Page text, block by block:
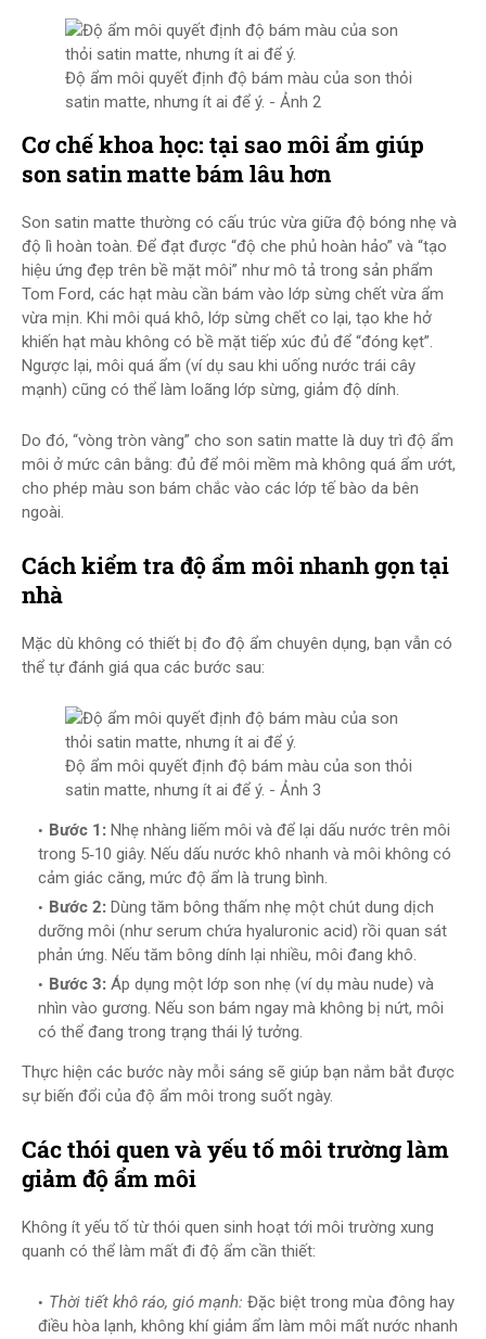
Độ ẩm môi quyết định độ bám màu của son thỏi
satin matte, nhưng ít ai để ý. - Ảnh 2
Cơ chế khoa học: tại sao môi ẩm giúp
son satin matte bám lâu hơn
Son satin matte thường có cấu trúc vừa giữa độ bóng nhẹ và
độ lì hoàn toàn. Để đạt được “độ che phủ hoàn hảo” và “tạo
hiệu ứng đẹp trên bề mặt môi” như mô tả trong sản phẩm
Tom Ford, các hạt màu cần bám vào lớp sừng chết vừa ẩm
vừa mịn. Khi môi quá khô, lớp sừng chết co lại, tạo khe hở
khiến hạt màu không có bề mặt tiếp xúc đủ để “đóng kẹt”.
Ngược lại, môi quá ẩm (ví dụ sau khi uống nước trái cây
mạnh) cũng có thể làm loãng lớp sừng, giảm độ dính.
Do đó, “vòng tròn vàng” cho son satin matte là duy trì độ ẩm
môi ở mức cân bằng: đủ để môi mềm mà không quá ẩm ướt,
cho phép màu son bám chắc vào các lớp tế bào da bên
ngoài.
Cách kiểm tra độ ẩm môi nhanh gọn tại
nhà
Mặc dù không có thiết bị đo độ ẩm chuyên dụng, bạn vẫn có
thể tự đánh giá qua các bước sau:
Độ ẩm môi quyết định độ bám màu của son thỏi
satin matte, nhưng ít ai để ý. - Ảnh 3
Bước 1: Nhẹ nhàng liếm môi và để lại dấu nước trên môi
trong 5‑10 giây. Nếu dấu nước khô nhanh và môi không có
cảm giác căng, mức độ ẩm là trung bình.
Bước 2: Dùng tăm bông thấm nhẹ một chút dung dịch
dưỡng môi (như serum chứa hyaluronic acid) rồi quan sát
phản ứng. Nếu tăm bông dính lại nhiều, môi đang khô.
Bước 3: Áp dụng một lớp son nhẹ (ví dụ màu nude) và
nhìn vào gương. Nếu son bám ngay mà không bị nứt, môi
có thể đang trong trạng thái lý tưởng.
Thực hiện các bước này mỗi sáng sẽ giúp bạn nắm bắt được
sự biến đổi của độ ẩm môi trong suốt ngày.
Các thói quen và yếu tố môi trường làm
giảm độ ẩm môi
Không ít yếu tố từ thói quen sinh hoạt tới môi trường xung
quanh có thể làm mất đi độ ẩm cần thiết:
Thời tiết khô ráo, gió mạnh: Đặc biệt trong mùa đông hay
điều hòa lạnh, không khí giảm ẩm làm môi mất nước nhanh